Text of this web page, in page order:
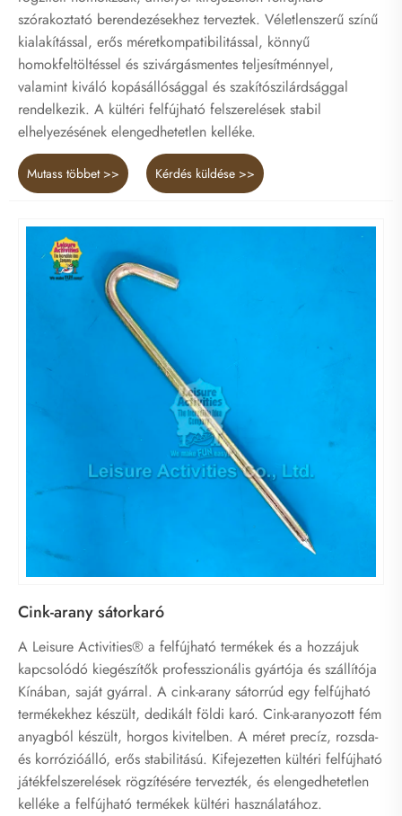
szórakoztató berendezésekhez terveztek. Véletlenszerű színű
kialakítással, erős méretkompatibilitással, könnyű
homokfeltöltéssel és szivárgásmentes teljesítménnyel,
valamint kiváló kopásállósággal és szakítószilárdsággal
rendelkezik. A kültéri felfújható felszerelések stabil
elhelyezésének elengedhetetlen kelléke.
Mutass többet >> Kérdés küldése >>
Cink-arany sátorkaró
A Leisure Activities® a felfújható termékek és a hozzájuk
kapcsolódó kiegészítők professzionális gyártója és szállítója
Kínában, saját gyárral. A cink-arany sátorrúd egy felfújható
termékekhez készült, dedikált földi karó. Cink-aranyozott fém
anyagból készült, horgos kivitelben. A méret precíz, rozsda-
és korrózióálló, erős stabilitású. Kifejezetten kültéri felfújható
játékfelszerelések rögzítésére tervezték, és elengedhetetlen
kelléke a felfújható termékek kültéri használatához.